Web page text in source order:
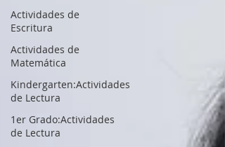
Actividades de
Escritura
Actividades de
Matemática
Kindergarten:Actividades
de Lectura
1er Grado:Actividades
de Lectura